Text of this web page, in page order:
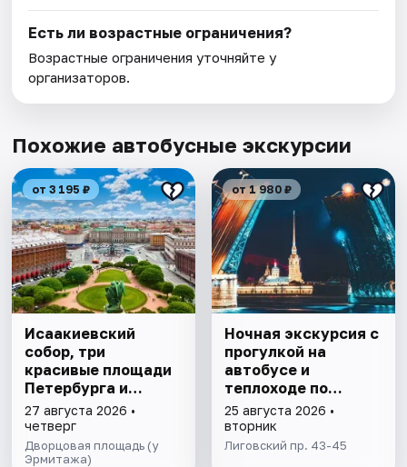
Есть ли возрастные ограничения?
Возрастные ограничения уточняйте у
организаторов.
Похожие автобусные экскурсии
от 3 195 ₽
Исаакиевский
собор, три
красивые площади
Петербурга и
подъём на
колоннаду в мини-
группе
27 августа 2026 •
четверг
Дворцовая площадь (у
Эрмитажа)
от 1 980 ₽
Ночная экскурсия с
прогулкой на
автобусе и
теплоходе по
Петербургу
25 августа 2026 •
вторник
Лиговский пр. 43-45